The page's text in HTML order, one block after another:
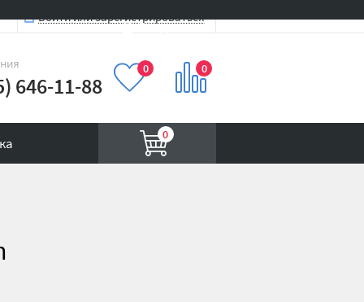
Войти или зарегистрироваться
646-11-88
0 0
0
Вход на сайт